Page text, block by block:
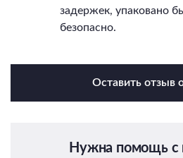
задержек, упаковано
безопасно.
Оставить отзыв
Нужна помощь с